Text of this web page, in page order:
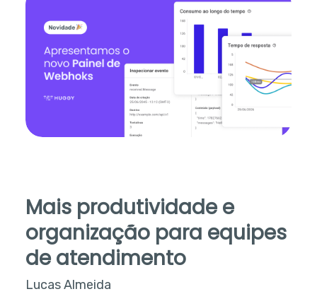
Mais produtividade e
organização para equipes
de atendimento
Lucas Almeida